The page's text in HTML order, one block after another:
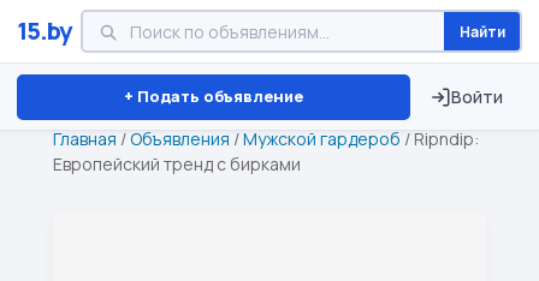
15.by Найти
+ Подать объявление Войти
Минск Витебск Брест ⏱ ТОЛЬКО 15 ДНЕЙ
Главная /Объявления /Мужской гардероб / Ripndip:
Европейский тренд с бирками